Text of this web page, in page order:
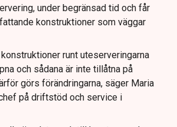
under begränsad tid och får
konstruktioner som väggar
runt uteserveringarna
och sådana är inte tillåtna på
görs förändringarna, säger Maria
på driftstöd och service i